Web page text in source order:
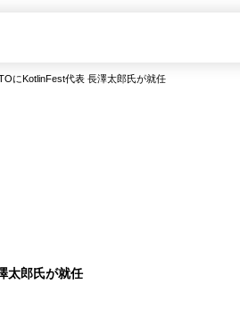
Sotas化学調査
Sotasの強み サービスの活用シーン
資料ダウンロード デモお申し込み
にKotlinFest代表 長澤太郎氏が就任
太郎氏が就任